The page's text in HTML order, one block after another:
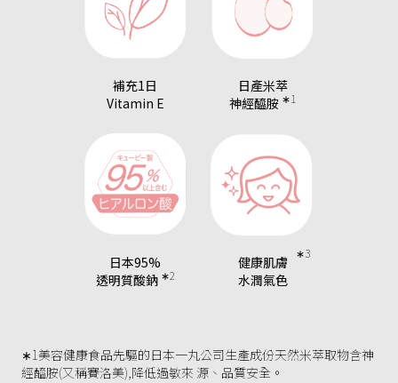
補充1日
Vitamin E
日產米萃
神經醯胺 ∗1
日本95%
透明質酸鈉 ∗2
健康肌膚
∗3
水潤氣色
∗1美容健康食品先驅的日本一丸公司生產成份天然米萃取物含神
經醯胺(又稱賽洛美),降低過敏來 源、品質安全。